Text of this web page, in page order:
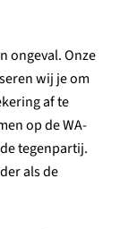
ongeval. Onze
wij je om
af te
op de WA-
tegenpartij.
als de